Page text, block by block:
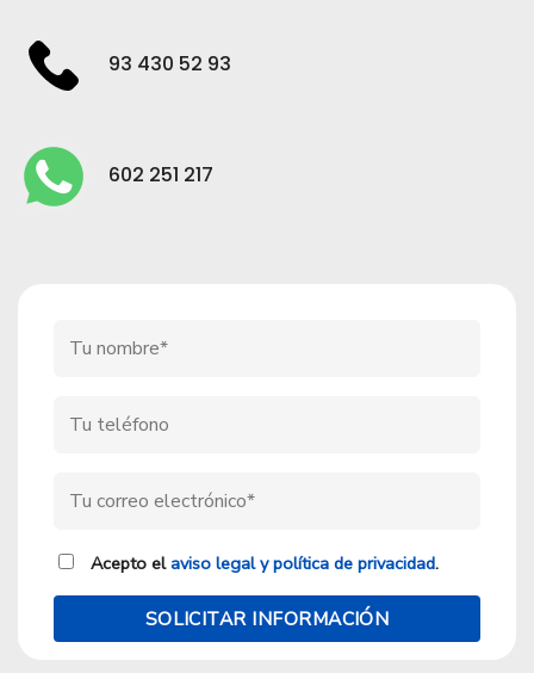
93 430 52 93
602 251 217
Acepto elaviso legal y política de privacidad.